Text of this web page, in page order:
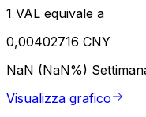
1 VAL equivale a
0,00402716 CNY
NaN (NaN%)
Visualizza grafico